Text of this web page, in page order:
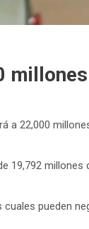
a 22,000
19,792 millones
pueden